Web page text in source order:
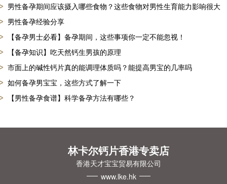
男性备孕期间应该摄入哪些食物？这些食物对男性生育能力影响很大
男性备孕经验分享
【备孕男士必看】备孕期间，这些事项你一定不能忽视！
【备孕知识】吃天然钙生男孩的原理
市面上的碱性钙片真的能调理体质吗？能提高男宝的几率吗
如何备孕男宝宝，这些方式了解一下
【男性备孕食谱】科学备孕方法有哪些？
林卡尔钙片香港专卖店
香港天才宝宝贸易有限公司
www.lke.hk